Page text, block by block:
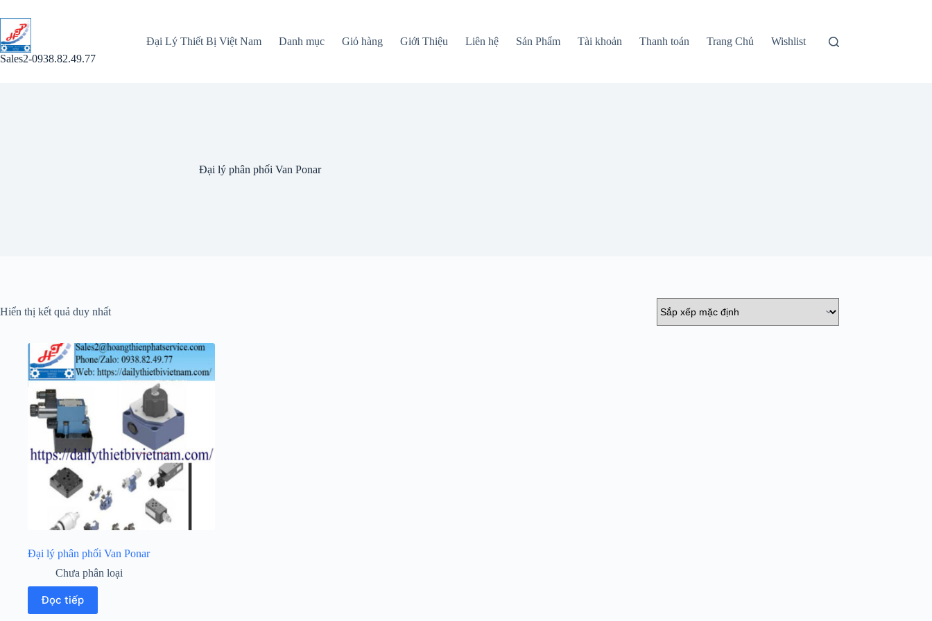
đến
phần
nội
dung
Sales2-0938.82.49.77
Đại Lý Thiết Bị Việt Nam Danh mục Giỏ hàng Giới Thiệu Liên hệ Sản Phẩm Tài khoản Thanh toán Trang Chủ Wishlist
Đại lý phân phối Van Ponar
Hiển thị kết quả duy nhất
Đại lý phân phối Van Ponar
Chưa phân loại
Đọc tiếp